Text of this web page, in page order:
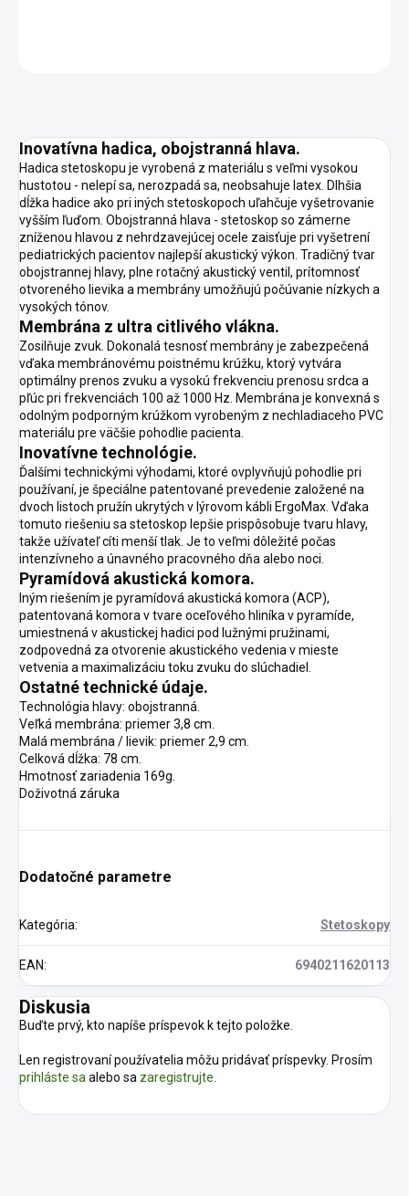
Inovatívna hadica, obojstranná hlava.
Hadica stetoskopu je vyrobená z materiálu s veľmi vysokou
hustotou - nelepí sa, nerozpadá sa, neobsahuje latex. Dlhšia
dĺžka hadice ako pri iných stetoskopoch uľahčuje vyšetrovanie
vyšším ľuďom. Obojstranná hlava - stetoskop so zámerne
zníženou hlavou z nehrdzavejúcej ocele zaisťuje pri vyšetrení
pediatrických pacientov najlepší akustický výkon. Tradičný tvar
obojstrannej hlavy, plne rotačný akustický ventil, prítomnosť
otvoreného lievika a membrány umožňujú počúvanie nízkych a
vysokých tónov.
Membrána z ultra citlivého vlákna.
Zosilňuje zvuk. Dokonalá tesnosť membrány je zabezpečená
vďaka membránovému poistnému krúžku, ktorý vytvára
optimálny prenos zvuku a vysokú frekvenciu prenosu srdca a
pľúc pri frekvenciách 100 až 1000 Hz. Membrána je konvexná s
odolným podporným krúžkom vyrobeným z nechladiaceho PVC
materiálu pre väčšie pohodlie pacienta.
Inovatívne technológie.
Ďalšími technickými výhodami, ktoré ovplyvňujú pohodlie pri
používaní, je špeciálne patentované prevedenie založené na
dvoch listoch pružín ukrytých v lýrovom kábli ErgoMax. Vďaka
tomuto riešeniu sa stetoskop lepšie prispôsobuje tvaru hlavy,
takže užívateľ cíti menší tlak. Je to veľmi dôležité počas
intenzívneho a únavného pracovného dňa alebo noci.
Pyramídová akustická komora.
Iným riešením je pyramídová akustická komora (ACP),
patentovaná komora v tvare oceľového hliníka v pyramíde,
umiestnená v akustickej hadici pod lužnými pružinami,
zodpovedná za otvorenie akustického vedenia v mieste
vetvenia a maximalizáciu toku zvuku do slúchadiel.
Ostatné technické údaje.
Technológia hlavy: obojstranná.
Veľká membrána: priemer 3,8 cm.
Malá membrána / lievik: priemer 2,9 cm.
Celková dĺžka: 78 cm.
Hmotnosť zariadenia 169g.
Doživotná záruka
Dodatočné parametre
Kategória: Stetoskopy
EAN: 6940211620113
Diskusia
Buďte prvý, kto napíše príspevok k tejto položke.
Len registrovaní používatelia môžu pridávať príspevky. Prosím
prihláste saalebo sa zaregistrujte.